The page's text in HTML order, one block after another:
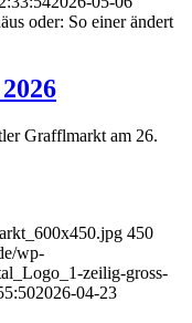
oder: So einer ändert
Grafflmarkt am 26.
450
wp-
zeilig-gross-
2026-04-23